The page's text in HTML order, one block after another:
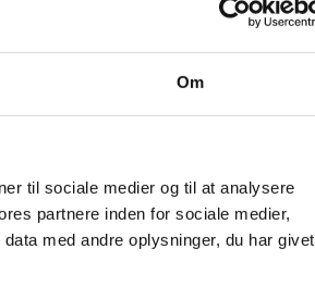
Om
til sociale medier og til at analysere
partnere inden for sociale medier,
med andre oplysninger, du har givet